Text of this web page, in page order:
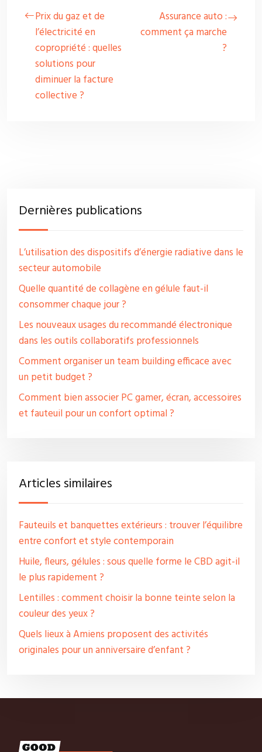
Prix du gaz et de
l’électricité en
copropriété : quelles
solutions pour
diminuer la facture
collective ?
Assurance auto :
comment ça marche
?
Dernières publications
L’utilisation des dispositifs d’énergie radiative dans le
secteur automobile
Quelle quantité de collagène en gélule faut-il
consommer chaque jour ?
Les nouveaux usages du recommandé électronique
dans les outils collaboratifs professionnels
Comment organiser un team building efficace avec
un petit budget ?
Comment bien associer PC gamer, écran, accessoires
et fauteuil pour un confort optimal ?
Articles similaires
Fauteuils et banquettes extérieurs : trouver l’équilibre
entre confort et style contemporain
Huile, fleurs, gélules : sous quelle forme le CBD agit-il
le plus rapidement ?
Lentilles : comment choisir la bonne teinte selon la
couleur des yeux ?
Quels lieux à Amiens proposent des activités
originales pour un anniversaire d’enfant ?